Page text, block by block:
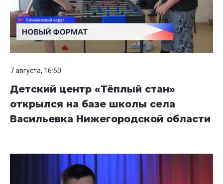
7 августа, 16:50
Детский центр «Тёплый стан»
открылся на базе школы села
Васильевка Нижегородской области